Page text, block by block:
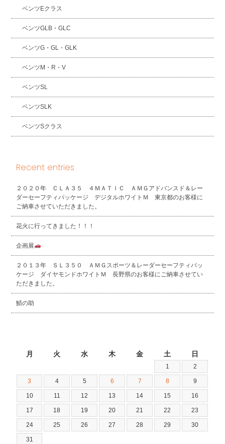
ベンツEクラス
ベンツGLB・GLC
ベンツG・GL・GLK
ベンツM・R・V
ベンツSL
ベンツSLK
ベンツSクラス
Recent entries
２０２０年 ＣＬＡ３５ ４ＭＡＴＩＣ ＡＭＧアドバンスド＆レー
ダーセーフティパッケージ デジタルホワイトＭ 東京都のお客様に
ご納車させていただきました。
花火に行ってきました！！！
企画展
２０１３年 ＳＬ３５０ ＡＭＧスポーツ＆レーダーセーフティパッ
ケージ ダイヤモンドホワイトＭ 長野県のお客様にご納車させてい
ただきました。
鯖の助
月 火 水 木 金 土 日
1 2
3 4 5 6 7 8 9
10 11 12 13 14 15 16
17 18 19 20 21 22 23
24 25 26 27 28 29 30
31